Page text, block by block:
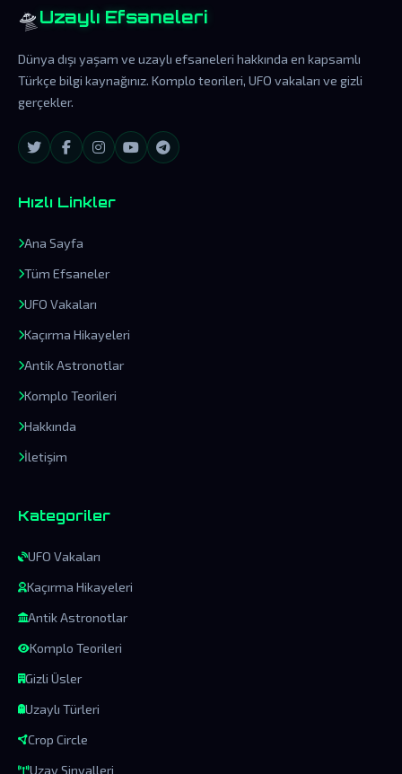
🛸 Uzaylı Efsaneleri
Dünya dışı yaşam ve uzaylı efsaneleri hakkında en kapsamlı
Türkçe bilgi kaynağınız. Komplo teorileri, UFO vakaları ve gizli
gerçekler.
Hızlı Linkler
Ana Sayfa
Tüm Efsaneler
UFO Vakaları
Kaçırma Hikayeleri
Antik Astronotlar
Komplo Teorileri
Hakkında
İletişim
Kategoriler
UFO Vakaları
Kaçırma Hikayeleri
Antik Astronotlar
Komplo Teorileri
Gizli Üsler
Uzaylı Türleri
Crop Circle
Uzay Sinyalleri